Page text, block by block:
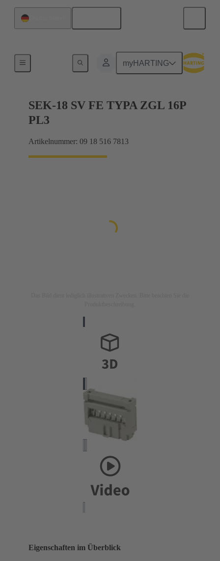
myHARTING
Kabelsteckverbinder und Kabelkonfektionen
SEK-18 SV FE TYPA ZGL 16P
PL3
Artikelnummer: 09 18 516 7813
Eigenschaften im Überblick